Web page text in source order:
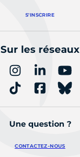
S'INSCRIRE
Sur les réseaux
Une question ?
CONTACTEZ-NOUS